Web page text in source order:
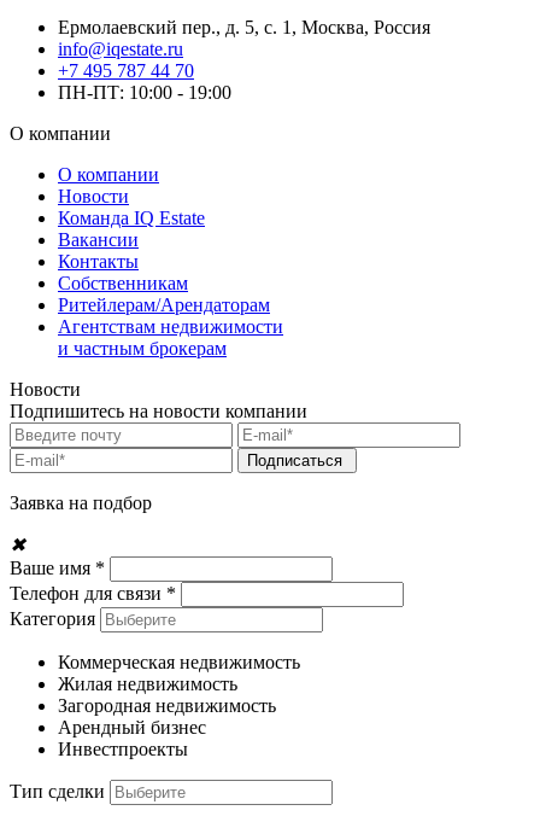
Ермолаевский пер., д. 5, с. 1, Москва, Россия
info@iqestate.ru
+7 495 787 44 70
ПН-ПТ: 10:00 - 19:00
О компании
О компании
Новости
Команда IQ Estate
Вакансии
Контакты
Собственникам
Ритейлерам/Арендаторам
Агентствам недвижимости
и частным брокерам
Новости
Подпишитесь на новости компании
Подписаться
Заявка на подбор
✖
Ваше имя *
Телефон для связи *
Категория
Коммерческая недвижимость
Жилая недвижимость
Загородная недвижимость
Арендный бизнес
Инвестпроекты
Тип сделки